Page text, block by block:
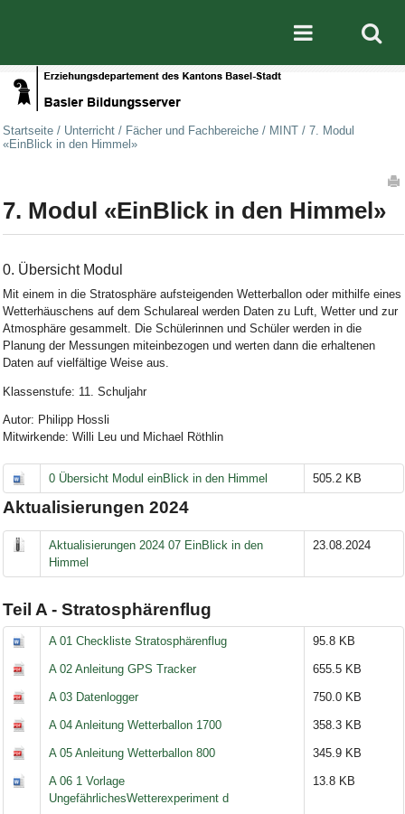
Mobile
Startseite / Unterricht / Fächer und Fachbereiche / MINT / 7. Modul
«EinBlick in den Himmel»
7. Modul «EinBlick in den Himmel»
0. Übersicht Modul
Mit einem in die Stratosphäre aufsteigenden Wetterballon oder mithilfe eines
Wetterhäuschens auf dem Schulareal werden Daten zu Luft, Wetter und zur
Atmosphäre gesammelt. Die Schülerinnen und Schüler werden in die
Planung der Messungen miteinbezogen und werten dann die erhaltenen
Daten auf vielfältige Weise aus.
Klassenstufe: 11. Schuljahr
Autor: Philipp Hossli
Mitwirkende: Willi Leu und Michael Röthlin
0 Übersicht Modul einBlick in den Himmel 505.2 KB
Aktualisierungen 2024
Aktualisierungen 2024 07 EinBlick in den
Himmel
23.08.2024
Teil A - Stratosphärenflug
A 01 Checkliste Stratosphärenflug 95.8 KB
A 02 Anleitung GPS Tracker 655.5 KB
A 03 Datenlogger 750.0 KB
A 04 Anleitung Wetterballon 1700 358.3 KB
A 05 Anleitung Wetterballon 800 345.9 KB
A 06 1 Vorlage
UngefährlichesWetterexperiment d
13.8 KB